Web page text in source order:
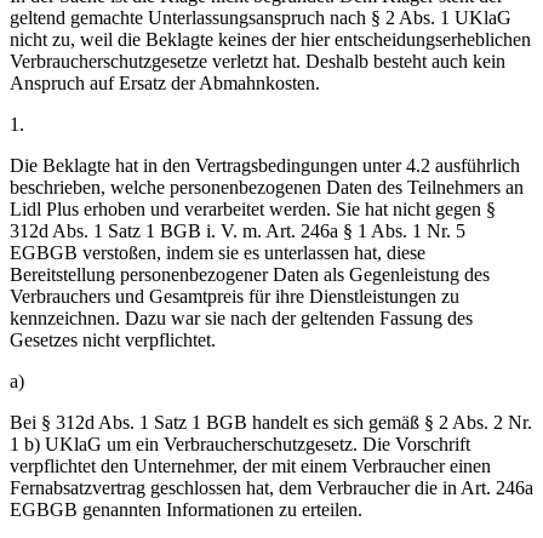
geltend gemachte Unterlassungsanspruch nach § 2 Abs. 1 UKlaG
nicht zu, weil die Beklagte keines der hier entscheidungserheblichen
Verbraucherschutzgesetze verletzt hat. Deshalb besteht auch kein
Anspruch auf Ersatz der Abmahnkosten.
1.
Die Beklagte hat in den Vertragsbedingungen unter 4.2 ausführlich
beschrieben, welche personenbezogenen Daten des Teilnehmers an
Lidl Plus erhoben und verarbeitet werden. Sie hat nicht gegen §
312d Abs. 1 Satz 1 BGB i. V. m. Art. 246a § 1 Abs. 1 Nr. 5
EGBGB verstoßen, indem sie es unterlassen hat, diese
Bereitstellung personenbezogener Daten als Gegenleistung des
Verbrauchers und Gesamtpreis für ihre Dienstleistungen zu
kennzeichnen. Dazu war sie nach der geltenden Fassung des
Gesetzes nicht verpflichtet.
a)
Bei § 312d Abs. 1 Satz 1 BGB handelt es sich gemäß § 2 Abs. 2 Nr.
1 b) UKlaG um ein Verbraucherschutzgesetz. Die Vorschrift
verpflichtet den Unternehmer, der mit einem Verbraucher einen
Fernabsatzvertrag geschlossen hat, dem Verbraucher die in Art. 246a
EGBGB genannten Informationen zu erteilen.